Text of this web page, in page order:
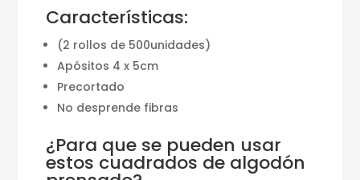
Características:
(2 rollos de 500unidades)
Apósitos 4 x 5cm
Precortado
No desprende fibras
¿Para que se pueden usar
estos cuadrados de algodón